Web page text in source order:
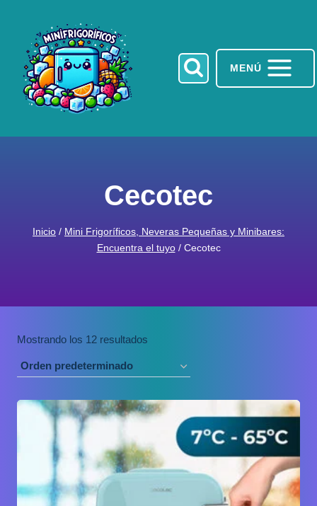
contenido
MENÚ
Cecotec
Inicio / Mini Frigoríficos, Neveras Pequeñas y Minibares:
Encuentra el tuyo / Cecotec
Mostrando los 12 resultados